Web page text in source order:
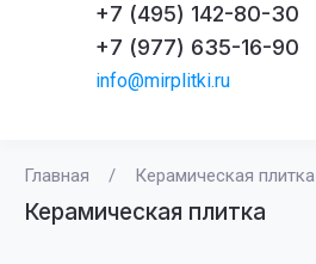
+7 (495) 142-80-30
+7 (977) 635-16-90
info@mirplitki.ru
Главная / Керамическая плитка
Керамическая плитка